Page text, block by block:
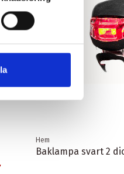
Hem
Baklampa svart 2